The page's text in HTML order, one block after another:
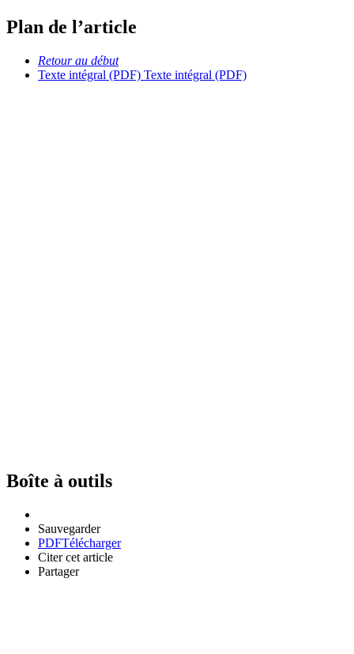
Plan de l’article
Retour au début
Texte intégral (PDF) Texte intégral (PDF)
Boîte à outils
Sauvegarder
PDFTélécharger
Citer cet article
Partager